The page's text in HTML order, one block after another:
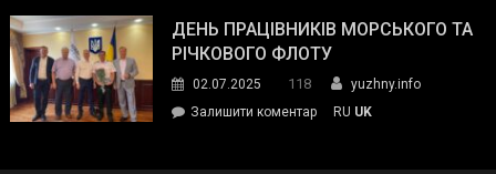
Південного
зустрілася
представниками
молодіжної
ДЕНЬ ПРАЦІВНИКІВ МОРСЬКОГО ТА
РІЧКОВОГО ФЛОТУ
02.07.2025 118
yuzhny.info
Залишити коментарon
RU UK